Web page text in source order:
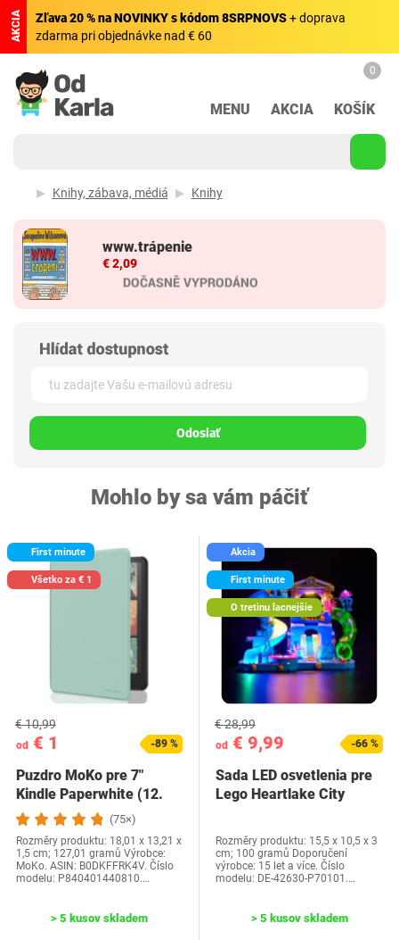
AKCIA Zľava 20 % na NOVINKY s kódom 8SRPNOVS+ doprava
zdarma pri objednávke nad € 60
MENU AKCIA
0
KOŠÍK
Knihy, zábava, médiá Knihy
www.trápenie
€ 2,09
Odoslať
Mohlo by sa vám páčiť
First minute
Všetko za € 1
od € 1
€ 10,99
-89 %
Puzdro MoKo pre 7"
Kindle Paperwhite (12.
generácia-2024) a…
(75×)
Rozměry produktu: 18,01 x 13,21 x
1,5 cm; 127,01 gramů Výrobce:
MoKo. ASIN: B0DKFFRK4V. Číslo
modelu: P840401440810.…
> 5 kusov skladem
Akcia
First minute
O tretinu lacnejšie
od € 9,99
€ 28,99
-66 %
Sada LED osvetlenia pre
Lego Heartlake City
Rozměry produktu: 15,5 x 10,5 x 3
cm; 100 gramů Doporučení
výrobce: 15 let a více. Číslo
modelu: DE-42630-P70101.…
> 5 kusov skladem